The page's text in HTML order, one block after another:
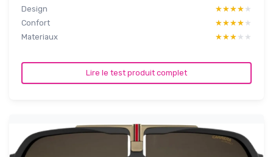
Design
★★★★★
★★★★★
Confort
★★★★★
★★★★★
Materiaux
★★★★★
★★★★★
Lire le test produit complet